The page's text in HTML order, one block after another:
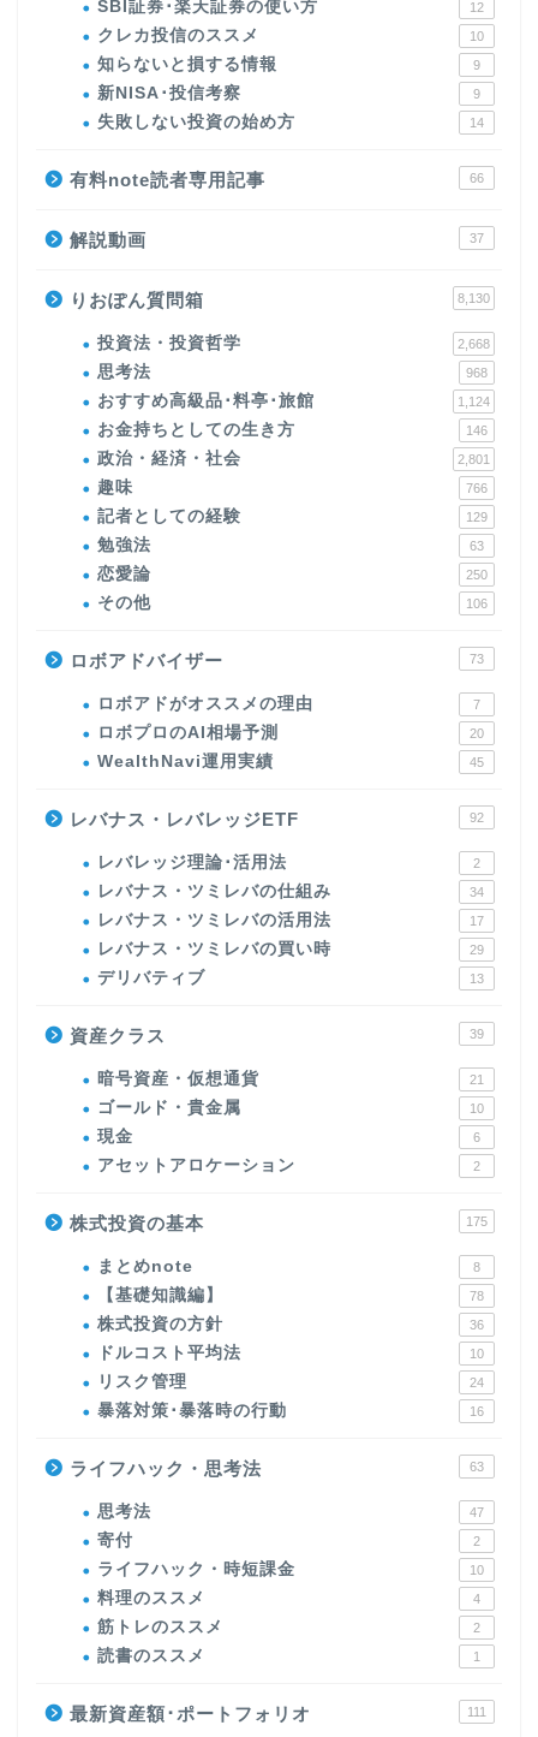
SBI証券･楽天証券の使い方 12
クレカ投信のススメ 10
知らないと損する情報 9
新NISA･投信考察 9
失敗しない投資の始め方 14
有料note読者専用記事 66
解説動画 37
りおぽん質問箱 8,130
投資法・投資哲学 2,668
思考法 968
おすすめ高級品･料亭･旅館 1,124
お金持ちとしての生き方 146
政治・経済・社会 2,801
趣味 766
記者としての経験 129
勉強法 63
恋愛論 250
その他 106
ロボアドバイザー 73
ロボアドがオススメの理由 7
ロボプロのAI相場予測 20
WealthNavi運用実績 45
レバナス・レバレッジETF 92
レバレッジ理論･活用法 2
レバナス・ツミレバの仕組み 34
レバナス・ツミレバの活用法 17
レバナス・ツミレバの買い時 29
デリバティブ 13
資産クラス 39
暗号資産・仮想通貨 21
ゴールド・貴金属 10
現金 6
アセットアロケーション 2
株式投資の基本 175
まとめnote 8
【基礎知識編】 78
株式投資の方針 36
ドルコスト平均法 10
リスク管理 24
暴落対策･暴落時の行動 16
ライフハック・思考法 63
思考法 47
寄付 2
ライフハック・時短課金 10
料理のススメ 4
筋トレのススメ 2
読書のススメ 1
最新資産額･ポートフォリオ 111